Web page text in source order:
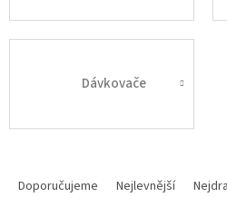
Dávkovače
Doporučujeme Nejlevnější